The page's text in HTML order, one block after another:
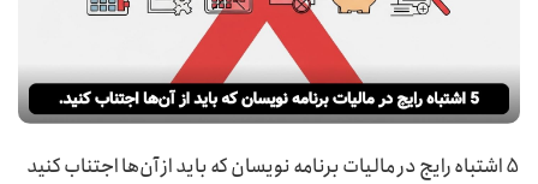
5 اشتباه رایج در مالیات برنامه نویسان که باید از آن‌ها اجتناب کنید